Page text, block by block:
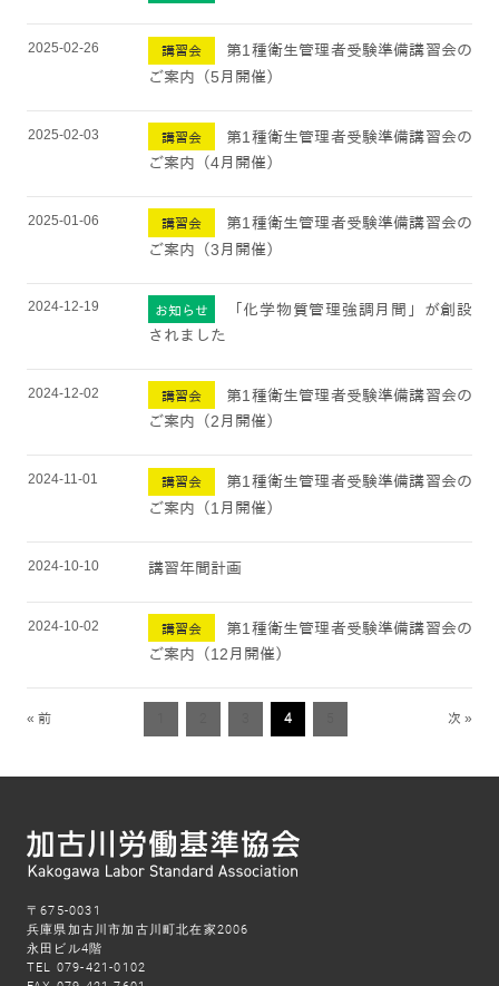
2025-02-26 講習会
第1種衛生管理者受験準備講習会の
ご案内（5月開催）
2025-02-03 講習会
第1種衛生管理者受験準備講習会の
ご案内（4月開催）
2025-01-06 講習会
第1種衛生管理者受験準備講習会の
ご案内（3月開催）
2024-12-19 お知らせ
「化学物質管理強調月間」が創設
されました
2024-12-02 講習会
第1種衛生管理者受験準備講習会の
ご案内（2月開催）
2024-11-01 講習会
第1種衛生管理者受験準備講習会の
ご案内（1月開催）
2024-10-10 講習年間計画
2024-10-02 講習会
第1種衛生管理者受験準備講習会の
ご案内（12月開催）
« 前 4 次 »
〒675-0031
兵庫県加古川市加古川町北在家2006
永田ビル4階
TEL 079-421-0102